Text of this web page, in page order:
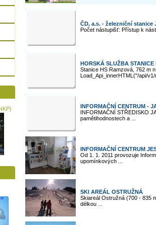
ČD, a.s. - železniční stanice
Počet nástupišť: Přístup k
HORSKÁ SLUŽBA STANICE
Stanice HS Ramzová, 762 m
Load_Api_innerHTML("/api/
INFORMAČNÍ CENTRUM -
INFORMAČNÍ STŘEDISKO
pamětihodnostech a ...
INFORMAČNÍ CENTRUM
Od 1. 1. 2011 provozuje
upomínkových ...
SKI AREÁL OSTRUŽNÁ
Skiareál Ostružná (700 - 835
délkou ...